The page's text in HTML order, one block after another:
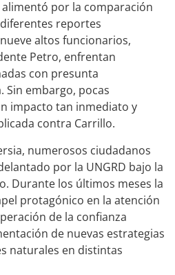
por la comparación
reportes
altos funcionarios,
Petro, enfrentan
con presunta
Sin embargo, pocas
impacto tan inmediato y
contra Carrillo.
numerosos ciudadanos
por la UNGRD bajo la
Durante los últimos meses la
protagónico en la atención
de la confianza
de nuevas estrategias
naturales en distintas